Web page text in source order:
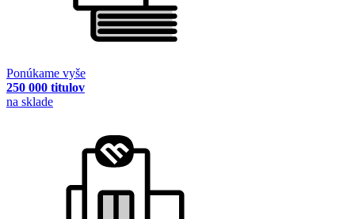
Ponúkame vyše
250 000 titulov
na sklade